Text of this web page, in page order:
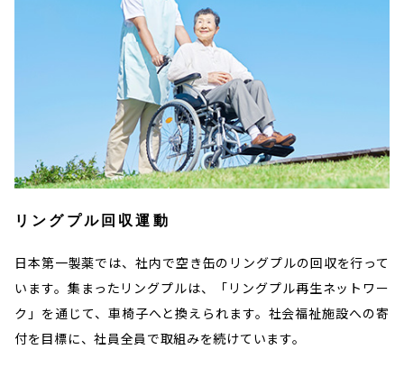
リングプル回収運動
日本第一製薬では、社内で空き缶のリングプルの回収を行って
います。集まったリングプルは、「リングプル再生ネットワー
ク」を通じて、車椅子へと換えられます。社会福祉施設への寄
付を目標に、社員全員で取組みを続けています。